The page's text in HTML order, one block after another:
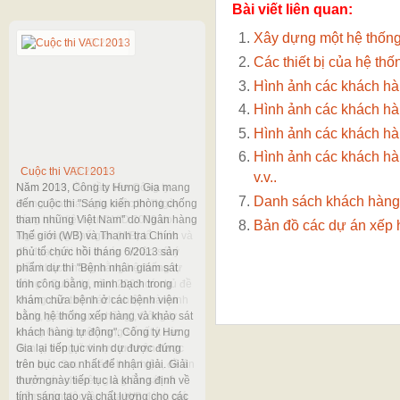
Bài viết liên quan:
Xây dựng một hệ
Các thiết bị của hệ
Hình ảnh các khách
Hình ảnh các khách
Hình ảnh các khách
Hình ảnh các khách
v.v..
Danh sách khách
Bản đồ các dự án xếp
Cuộc thi VACI 2013
Năm 2013, Công ty Hưng Gia mang
đến cuộc thi "Sáng kiến phòng chống
tham nhũng Việt Nam" do Ngân hàng
Thế giới (WB) và Thanh tra Chính
phủ tổ chức hồi tháng 6/2013 sản
phẩm dự thi "Bệnh nhân giám sát
tính công bằng, minh bạch trong
khám chữa bệnh ở các bệnh viện
bằng hệ thống xếp hàng và khảo sát
khách hàng tự động". Công ty Hưng
Gia lại tiếp tục vinh dự được đứng
trên bục cao nhất để nhận giải. Giải
thưởngnày tiếp tục là khẳng định về
tính sáng tạo và chất lượng cho các
Cuộc thi VID 2009
Năm 2009, lần đầu tiên Công ty
Hưng Gia tham gia cuộc thi "Ngày
sáng tạo Việt Nam" VID 2009 do
Ngân hàng Thế giới (WB) tổ chức và
đã đoạt giải với dự án "Khảo sát ý
kiến khách hàng bằng hệ thống tự
động". Cuộc thi năm 2009 có chủ đề
"Nâng cao tính trách nhiệm và minh
bạch, giảm tham nhũng", Công ty
Hưng Gia là một trong số rất ít các
đơn vị trong lĩnh vực tư nhân được
trao giải. Sau 1 năm thực hiện, đề án
được các chuyên gia giám sát và
kiểm toán độc lập của WB đánh giá